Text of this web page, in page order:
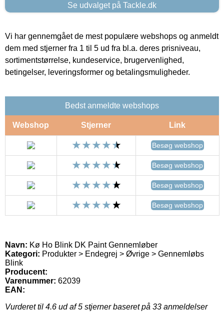
Se udvalget på Tackle.dk
Vi har gennemgået de mest populære webshops og anmeldt
dem med stjerner fra 1 til 5 ud fra bl.a. deres prisniveau,
sortimentstørrelse, kundeservice, brugervenlighed,
betingelser, leveringsformer og betalingsmuligheder.
Bedst anmeldte webshops
Webshop Stjerner Link
Besøg webshop
Besøg webshop
Besøg webshop
Besøg webshop
Navn: Kø Ho Blink DK Paint Gennemløber
Kategori: Produkter > Endegrej > Øvrige > Gennemløbs
Blink
Producent:
Varenummer: 62039
EAN:
Vurderet til 4.6 ud af 5 stjerner baseret på 33 anmeldelser